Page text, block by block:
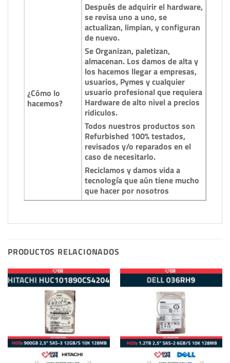
¿Cómo lo
hacemos?
Después de adquirir el hardware,
se revisa uno a uno, se
actualizan, limpian, y configuran
de nuevo.
Se Organizan, paletizan,
almacenan. Los damos de alta y
los hacemos llegar a empresas,
usuarios, Pymes y cualquier
usuario profesional que requiera
Hardware de alto nivel a precios
ridiculos.
Todos nuestros productos son
Refurbished 100% testados,
revisados y/o reparados en el
caso de necesitarlo.
Reciclamos y damos vida a
tecnología que aún tiene mucho
que hacer por nosotros
PRODUCTOS RELACIONADOS